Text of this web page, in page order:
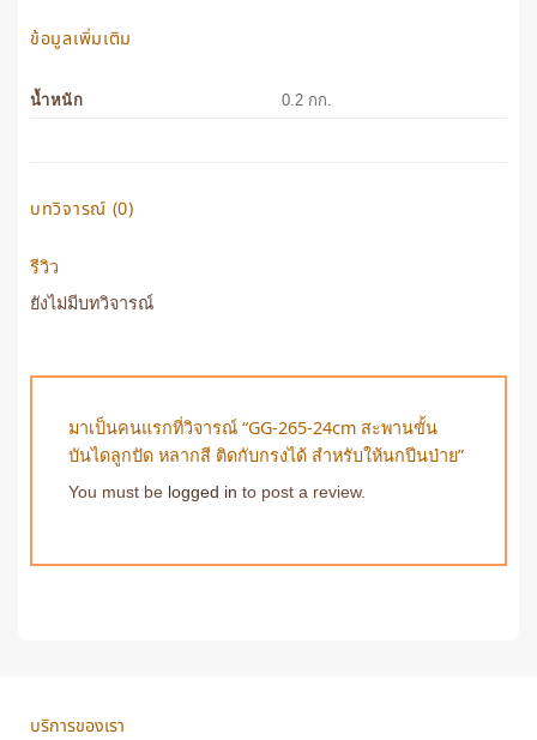
ข้อมูลเพิ่มเติม
น้ำหนัก 0.2 กก.
บทวิจารณ์ (0)
รีวิว
ยังไม่มีบทวิจารณ์
มาเป็นคนแรกที่วิจารณ์ “GG-265-24cm สะพานขั้น
บันไดลูกปัด หลากสี ติดกับกรงได้ สำหรับให้นกปีนป่าย”
You must be logged in to post a review.
บริการของเรา